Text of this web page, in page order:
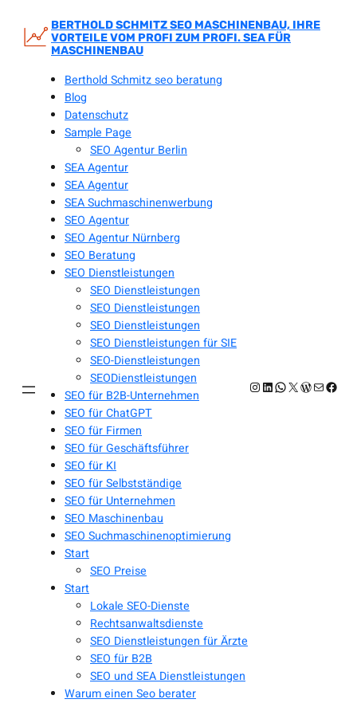
Inhalt
springen
BERTHOLD SCHMITZ SEO MASCHINENBAU, IHRE
VORTEILE VOM PROFI ZUM PROFI. SEA FÜR
MASCHINENBAU
Berthold Schmitz seo beratung
Blog
Datenschutz
Sample Page
SEO Agentur Berlin
SEA Agentur
SEA Agentur
SEA Suchmaschinenwerbung
SEO Agentur
SEO Agentur Nürnberg
SEO Beratung
SEO Dienstleistungen
SEO Dienstleistungen
SEO Dienstleistungen
SEO Dienstleistungen
SEO Dienstleistungen für SIE
SEO-Dienstleistungen
SEODienstleistungen
SEO für B2B-Unternehmen
SEO für ChatGPT
SEO für Firmen
SEO für Geschäftsführer
SEO für KI
SEO für Selbstständige
SEO für Unternehmen
SEO Maschinenbau
SEO Suchmaschinenoptimierung
Start
SEO Preise
Start
Lokale SEO-Dienste
Rechtsanwaltsdienste
SEO Dienstleistungen für Ärzte
SEO für B2B
SEO und SEA Dienstleistungen
Warum einen Seo berater
Instagram
LinkedIn
WhatsApp
X E-Mail